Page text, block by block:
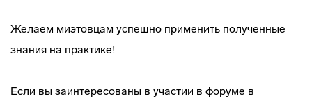
Желаем миэтовцам успешно применить полученные
знания на практике!
Если вы заинтересованы в участии в форуме в